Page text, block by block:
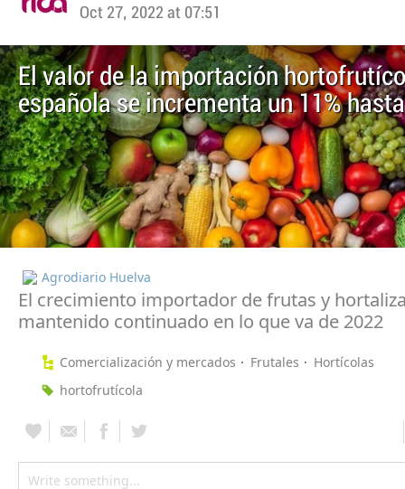
Oct 27, 2022 at 07:51
El valor de la importación
española se incrementa un 11%
Agrodiario Huelva
El crecimiento importador de frutas y
mantenido continuado en lo que va de 2022
Comercialización y mercados Frutales
Hortícolas
hortofrutícola